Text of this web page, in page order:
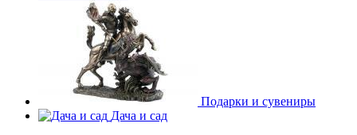
Подарки и сувениры
Дача и сад